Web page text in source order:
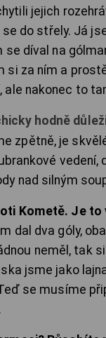
jejich
do střely. Já
díval na
si za ním a
nakonec to
hodně
zpětně, je
vedení,
nad silným
Kometě. Je
dal dva góly,
neměl, tak
jsme jako
se musíme